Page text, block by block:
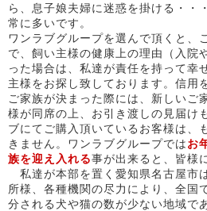
ら、息子娘夫婦に迷惑を掛ける・・
常に多いです。
ワンラブグループを選んで頂くと、
で、飼い主様の健康上の理由（入院
った場合は、私達が責任を持って幸
主様をお探し致しております。信用
ご家族が決まった際には、新しいご
様が同席の上、お引き渡しの見届け
ブにてご購入頂いているお客様は、
きません。ワンラブグループではお
族を迎え入れる事が出来ると、皆様
私達が本部を置く愛知県名古屋市
所様、各種機関の尽力により、全国
分される犬や猫の数が少ない地域で